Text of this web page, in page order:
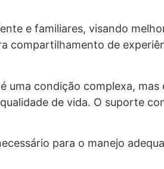
e familiares, visando
compartilhamento de
uma condição complexa,
de vida. O suporte
para o manejo